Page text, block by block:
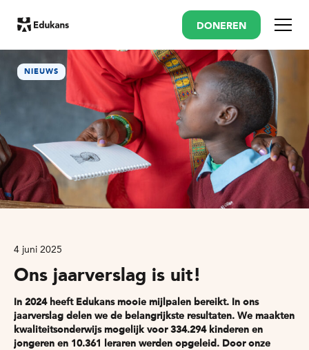
DONEREN Menu
NIEUWS
4 juni 2025
Ons jaarverslag is uit!
In 2024 heeft Edukans mooie mijlpalen bereikt. In ons
jaarverslag delen we de belangrijkste resultaten. We maakten
kwaliteitsonderwijs mogelijk voor 334.294 kinderen en
jongeren en 10.361 leraren werden opgeleid. Door onze